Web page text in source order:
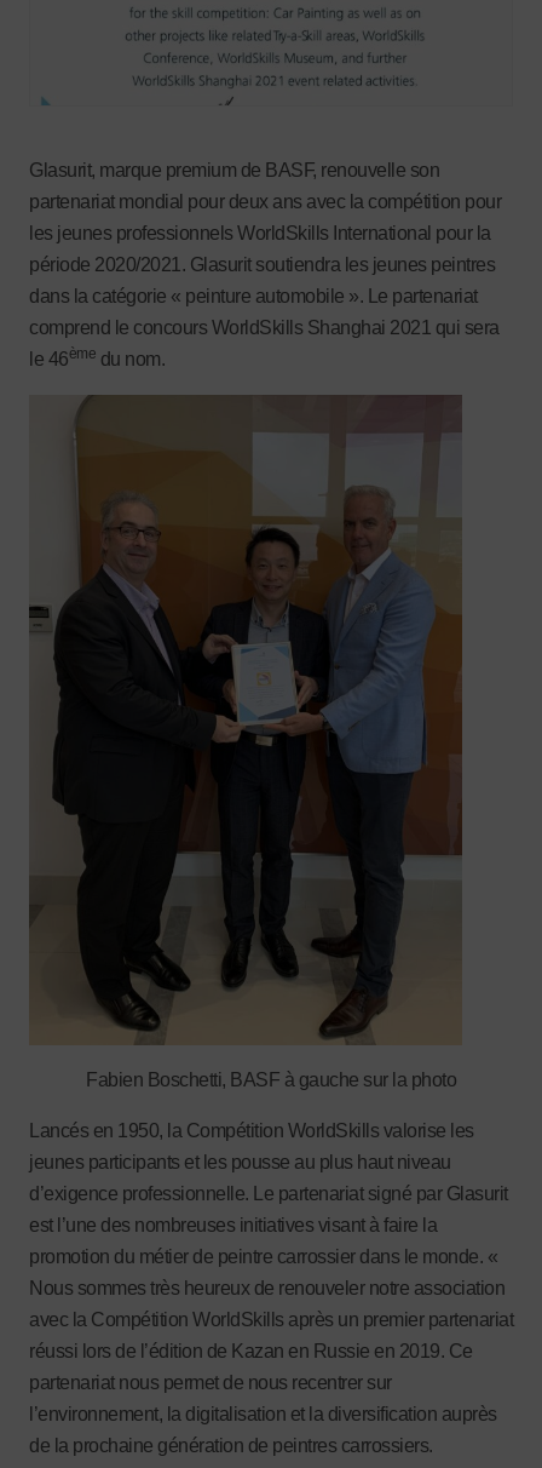
Glasurit, marque premium de BASF, renouvelle son
partenariat mondial pour deux ans avec la compétition pour
les jeunes professionnels WorldSkills International pour la
période 2020/2021. Glasurit soutiendra les jeunes peintres
dans la catégorie « peinture automobile ». Le partenariat
comprend le concours WorldSkills Shanghai 2021 qui sera
le 46ème du nom.
Fabien Boschetti, BASF à gauche sur la photo
Lancés en 1950, la Compétition WorldSkills valorise les
jeunes participants et les pousse au plus haut niveau
d’exigence professionnelle. Le partenariat signé par Glasurit
est l’une des nombreuses initiatives visant à faire la
promotion du métier de peintre carrossier dans le monde. «
Nous sommes très heureux de renouveler notre association
avec la Compétition WorldSkills après un premier partenariat
réussi lors de l’édition de Kazan en Russie en 2019. Ce
partenariat nous permet de nous recentrer sur
l’environnement, la digitalisation et la diversification auprès
de la prochaine génération de peintres carrossiers.